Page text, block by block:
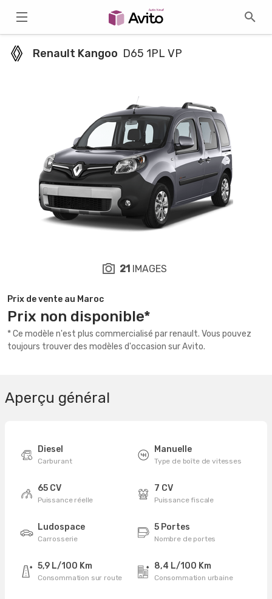
Renault Kangoo D65 1PL VP
Prix de vente au Maroc
Prix non disponible*
* Ce modèle n'est plus commercialisé par renault. Vous pouvez
toujours trouver des modèles d'occasion sur Avito.
21 IMAGES
Aperçu général
Diesel
Carburant
Manuelle
Type de boîte de vitesses
65 CV
Puissance réelle
7 CV
Puissance fiscale
Ludospace
Carrosserie
5 Portes
Nombre de portes
5,9 L/100 Km
Consommation sur route
8,4 L/100 Km
Consommation urbaine